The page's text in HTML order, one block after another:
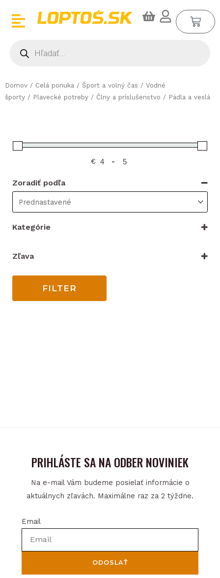
Domov / Celá ponuka / Šport a volný čas / Vodné
športy / Plavecké potreby / Člny a príslušenstvo / Pádla a veslá
€ -
Zoradiť podľa
Kategórie
Zľava
FILTER
PRIHLÁSTE SA NA ODBER NOVINIEK
Na e-mail Vám budeme posielať informácie o
aktuálnych zľavách. Maximálne raz za 2 týždne.
Email
ODOSLAŤ